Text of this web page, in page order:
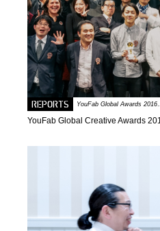
REPORTS YouFab Global Awards
YouFab Global Creative Awards